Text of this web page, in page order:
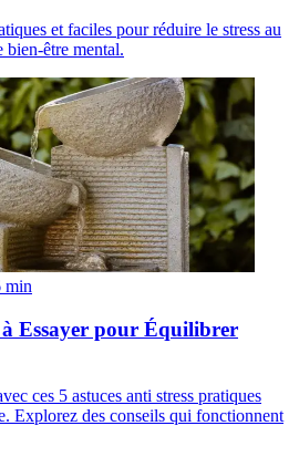
et faciles pour réduire le stress au
être mental.
min
à Essayer pour Équilibrer
ces 5 astuces anti stress pratiques
Explorez des conseils qui fonctionnent